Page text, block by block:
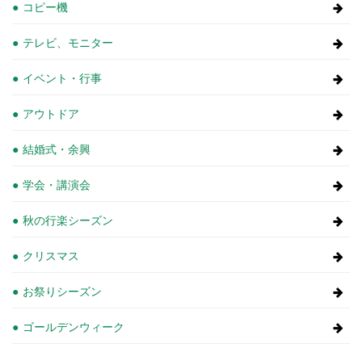
コピー機
テレビ、モニター
イベント・行事
アウトドア
結婚式・余興
学会・講演会
秋の行楽シーズン
クリスマス
お祭りシーズン
ゴールデンウィーク